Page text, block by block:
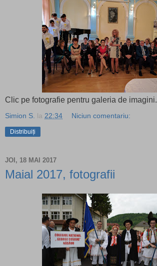
Clic pe fotografie pentru galeria de imagini.
Simion S. la 22:34 Niciun comentariu:
Distribuiți
JOI, 18 MAI 2017
Maial 2017, fotografii